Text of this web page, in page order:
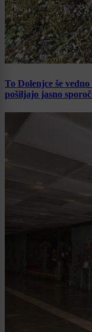
To Dolenjce še
pošiljajo jasno